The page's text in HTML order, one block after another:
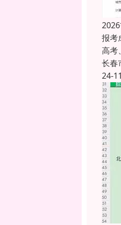
报考
高考
长春
24-